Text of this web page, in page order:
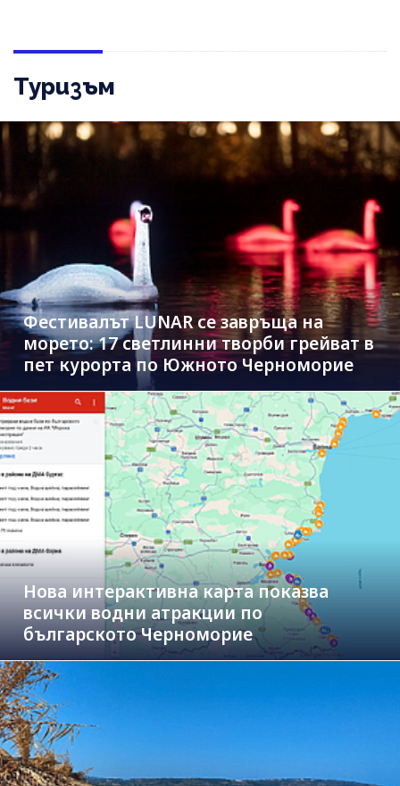
Туризъм
Фестивалът LUNAR се завръща на
морето: 17 светлинни творби грейват в
пет курорта по Южното Черноморие
Нова интерактивна карта показва
всички водни атракции по
българското Черноморие